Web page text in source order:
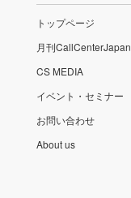
トップページ
月刊CallCenterJapan
CS MEDIA
イベント・セミナー
お問い合わせ
About us